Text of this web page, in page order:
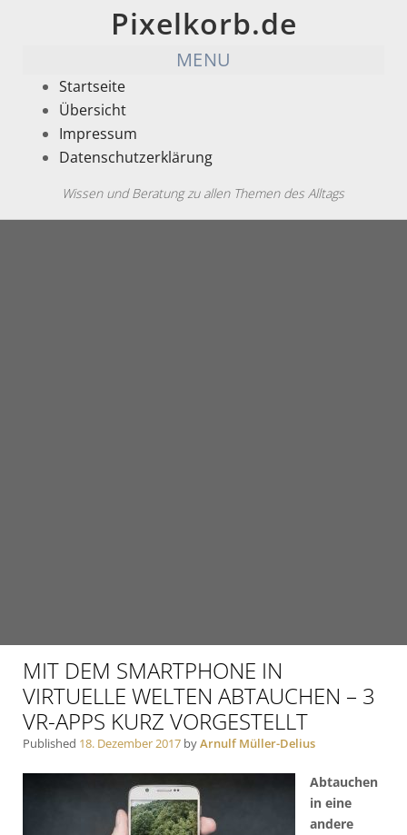
Pixelkorb.de
MENU
Startseite
Übersicht
Impressum
Datenschutzerklärung
Wissen und Beratung zu allen Themen des Alltags
MIT DEM SMARTPHONE IN
VIRTUELLE WELTEN ABTAUCHEN – 3
VR-APPS KURZ VORGESTELLT
Published 18. Dezember 2017 byArnulf Müller-Delius
Abtauchen
in eine
andere